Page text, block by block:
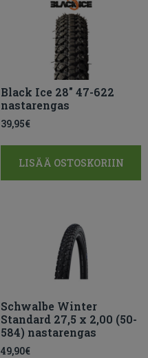
Black Ice 28″ 47-622
nastarengas
39,95€
LISÄÄ OSTOSKORIIN
Schwalbe Winter
Standard 27,5 x 2,00 (50-
584) nastarengas
49,90€